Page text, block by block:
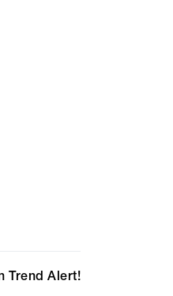
Trend Alert!